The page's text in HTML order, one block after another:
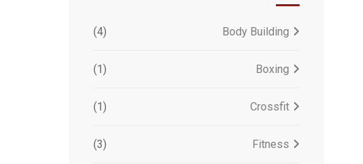
Body Building
(4)
Boxing
(1)
Crossfit
(1)
Fitness
(3)